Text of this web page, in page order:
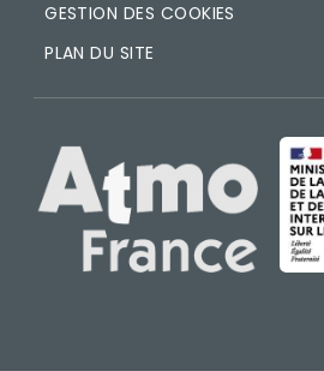
GESTION DES COOKIES
PLAN DU SITE
IMAGE IMAGE